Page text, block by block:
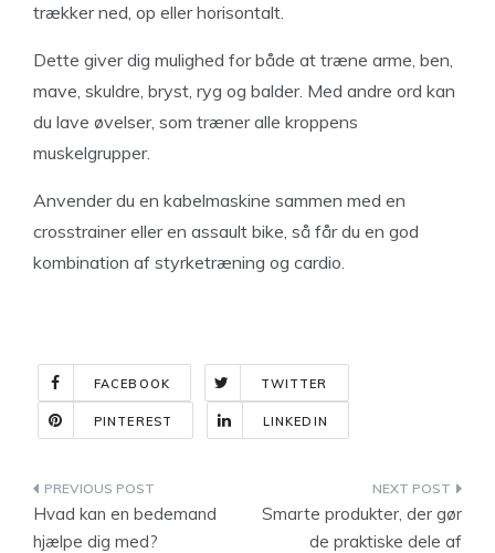
trækker ned, op eller horisontalt.
Dette giver dig mulighed for både at træne arme, ben,
mave, skuldre, bryst, ryg og balder. Med andre ord kan
du lave øvelser, som træner alle kroppens
muskelgrupper.
Anvender du en kabelmaskine sammen med en
crosstrainer eller en assault bike, så får du en god
kombination af styrketræning og cardio.
FACEBOOK TWITTER
PINTEREST LINKEDIN
Indlægsnavigation
Hvad kan en bedemand
hjælpe dig med?
Smarte produkter, der gør
de praktiske dele af